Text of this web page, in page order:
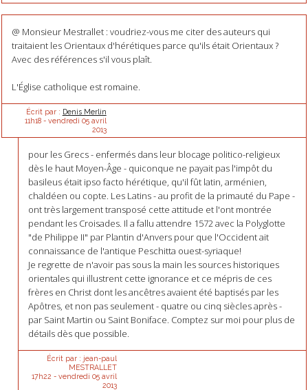
@ Monsieur Mestrallet : voudriez-vous me citer des auteurs qui
traitaient les Orientaux d'hérétiques parce qu'ils était Orientaux ?
Avec des références s'il vous plaît.
L'Église catholique est romaine.
Écrit par : Denis Merlin
11h18- vendredi 05 avril
2013
pour les Grecs - enfermés dans leur blocage politico-religieux
dès le haut Moyen-Âge - quiconque ne payait pas l'impôt du
basileus était ipso facto hérétique, qu'il fût latin, arménien,
chaldéen ou copte. Les Latins - au profit de la primauté du Pape -
ont très largement transposé cette attitude et l'ont montrée
pendant les Croisades. Il a fallu attendre 1572 avec la Polyglotte
"de Philippe II" par Plantin d'Anvers pour que l'Occident ait
connaissance de l'antique Peschitta ouest-syriaque!
Je regrette de n'avoir pas sous la main les sources historiques
orientales qui illustrent cette ignorance et ce mépris de ces
frères en Christ dont les ancêtres avaient été baptisés par les
Apôtres, et non pas seulement - quatre ou cinq siècles après -
par Saint Martin ou Saint Boniface. Comptez sur moi pour plus de
détails dès que possible.
Écrit par : jean-paul
MESTRALLET
17h22 - vendredi 05 avril
2013